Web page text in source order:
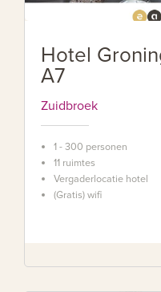
Hotel
A7
Zuidbroek
1 - 300 personen
11 ruimtes
Vergaderlocatie hotel
(Gratis) wifi